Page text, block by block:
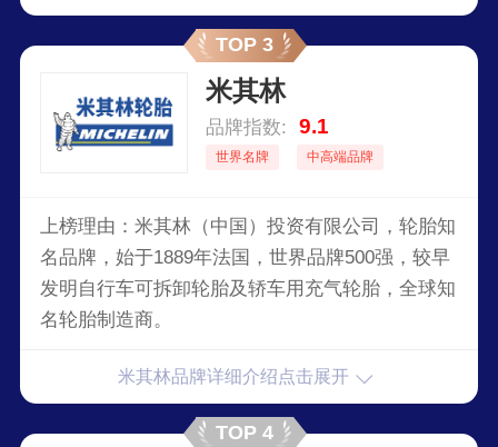
TOP 3
米其林
品牌指数: 9.1
世界名牌 中高端品牌
上榜理由：米其林（中国）投资有限公司，轮胎知
名品牌，始于1889年法国，世界品牌500强，较早
发明自行车可拆卸轮胎及轿车用充气轮胎，全球知
名轮胎制造商。
米其林品牌详细介绍点击展开
TOP 4